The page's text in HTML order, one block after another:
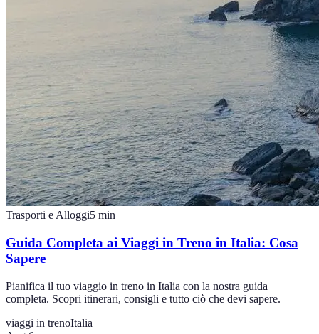
Trasporti e Alloggi5 min
Guida Completa ai Viaggi in Treno in Italia: Cosa
Sapere
Pianifica il tuo viaggio in treno in Italia con la nostra guida
completa. Scopri itinerari, consigli e tutto ciò che devi sapere.
viaggi in trenoItalia